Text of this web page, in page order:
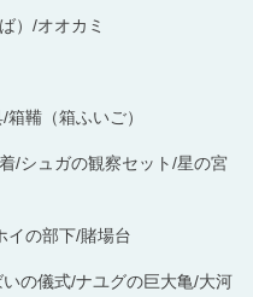
）/オオカミ
鞴（箱ふいご）
/シュガの観察セット/星の宮
イの部下/賭場台
の儀式/ナユグの巨大亀/大河